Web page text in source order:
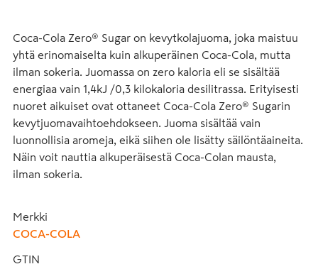
Coca-Cola Zero® Sugar on kevytkolajuoma, joka maistuu
yhtä erinomaiselta kuin alkuperäinen Coca-Cola, mutta
ilman sokeria. Juomassa on zero kaloria eli se sisältää
energiaa vain 1,4kJ /0,3 kilokaloria desilitrassa. Erityisesti
nuoret aikuiset ovat ottaneet Coca-Cola Zero® Sugarin
kevytjuomavaihtoehdokseen. Juoma sisältää vain
luonnollisia aromeja, eikä siihen ole lisätty säilöntäaineita.
Näin voit nauttia alkuperäisestä Coca-Colan mausta,
ilman sokeria.
Merkki
COCA-COLA
GTIN